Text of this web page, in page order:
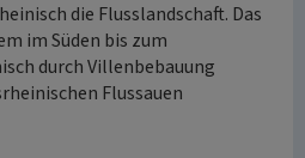
die Flusslandschaft. Das
im Süden bis zum
durch Villenbebauung
Flussauen